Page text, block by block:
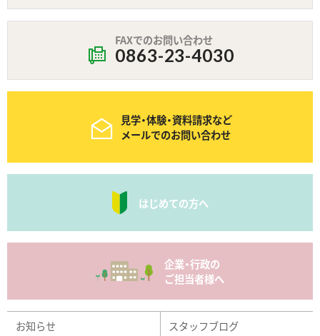
FAXでのお問い合わせ
0863-23-4030
見学・体験・資料請求など
メールでのお問い合わせ
はじめての方へ
企業・行政の
ご担当者様へ
お知らせ
スタッフブログ